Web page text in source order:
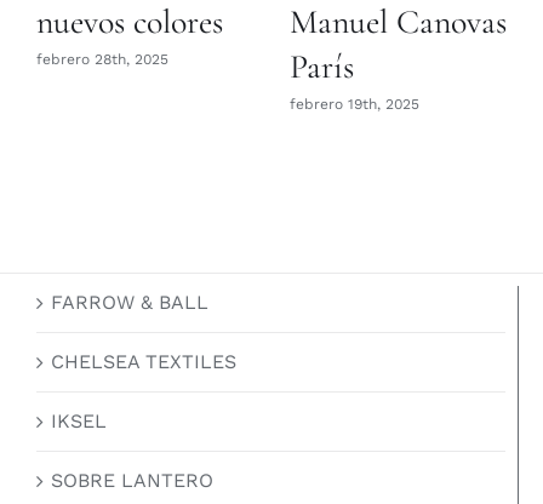
nuevos colores
febrero 28th, 2025
Manuel Canovas
París
febrero 19th, 2025
FARROW & BALL
CHELSEA TEXTILES
IKSEL
SOBRE LANTERO